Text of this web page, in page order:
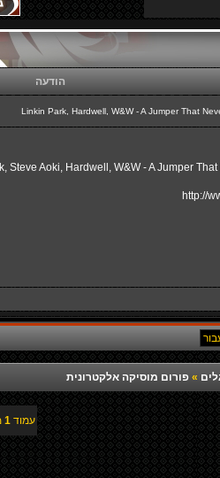
הודעה
Steve Aoki, Hardwell, W&W - A Jumper
http://
» פורום מוסיקה אלקטרונית
עמוד 1